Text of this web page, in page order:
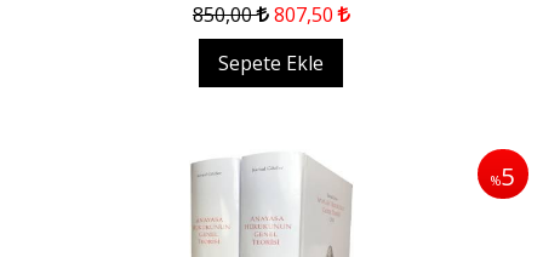
850,00 807,50
Sepete Ekle
%5